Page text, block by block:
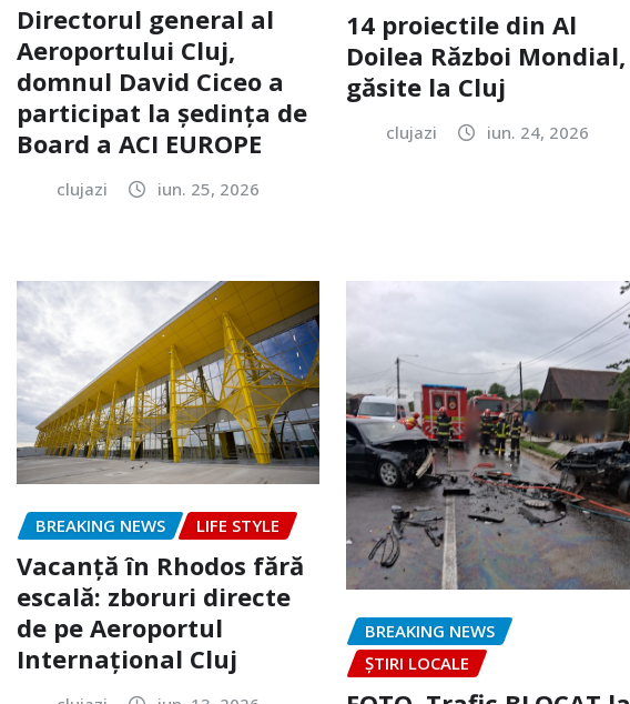
Directorul general al
Aeroportului Cluj,
domnul David Ciceo a
participat la ședința de
Board a ACI EUROPE
clujazi iun. 25, 2026
14 proiectile din Al
Doilea Război Mondial,
găsite la Cluj
clujazi iun. 24, 2026
BREAKING NEWS LIFE STYLE
Vacanță în Rhodos fără
escală: zboruri directe
de pe Aeroportul
Internațional Cluj
BREAKING NEWS
ȘTIRI LOCALE